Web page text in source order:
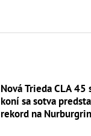
Nová Trieda CLA
koní sa sotva
rekord na